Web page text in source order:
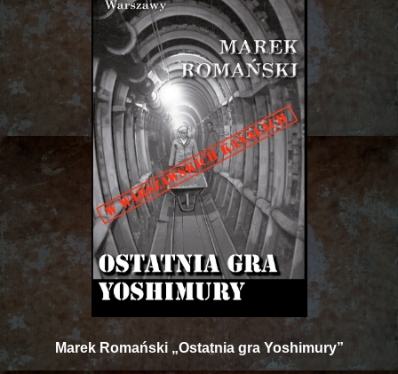
Marek Romański „Ostatnia gra Yoshimury”